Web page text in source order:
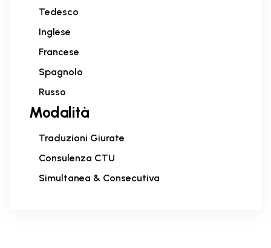
Tedesco
Inglese
Francese
Spagnolo
Russo
Modalità
Traduzioni Giurate
Consulenza CTU
Simultanea & Consecutiva